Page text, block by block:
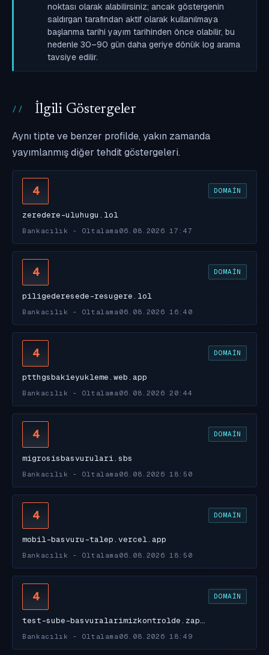
noktası olarak alabilirsiniz; ancak göstergenin
saldırgan tarafından aktif olarak kullanılmaya
başlanma tarihi yayım tarihinden önce olabilir, bu
nedenle 30–90 gün daha geriye dönük log arama
tavsiye edilir.
İlgili Göstergeler
Aynı tipte ve benzer profilde, yakın zamanda
yayımlanmış diğer tehdit göstergeleri.
4 DOMAIN
zeredere-uluhugu.lol
Bankacılık - Oltalama 06.08.2026 17:47
4 DOMAIN
piligederesede-resugere.lol
Bankacılık - Oltalama 06.08.2026 16:40
4 DOMAIN
ptthgsbakieyukleme.web.app
Bankacılık - Oltalama 06.08.2026 20:44
4 DOMAIN
migrosisbasvurulari.sbs
Bankacılık - Oltalama 06.08.2026 18:50
4 DOMAIN
mobil-basvuru-talep.vercel.app
Bankacılık - Oltalama 06.08.2026 18:50
4 DOMAIN
test-sube-basvuralarimizkontrolde.zap…
Bankacılık - Oltalama 06.08.2026 18:49